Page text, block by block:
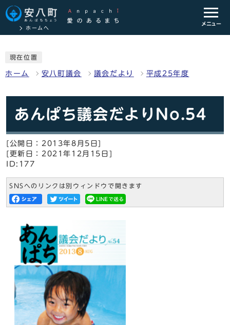
ホームへ
メニュー
現在位置
ホーム 安八町議会 議会だより 平成25年度
あんぱち議会だよりNo.54
[公開日：2013年8月5日]
[更新日：2021年12月15日]
ID:177
SNSへのリンクは別ウィンドウで開きます